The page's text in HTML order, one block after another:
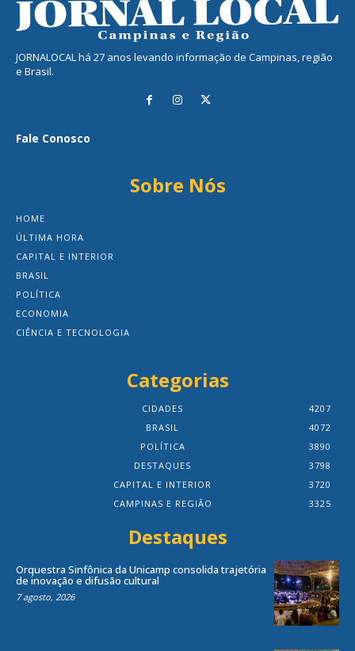
JORNALOCAL há 27 anos levando informação de Campinas, região
e Brasil.
Fale Conosco
Sobre Nós
HOME
ÚLTIMA HORA
CAPITAL E INTERIOR
BRASIL
POLÍTICA
ECONOMIA
CIÊNCIA E TECNOLOGIA
Categorias
CIDADES
4207
BRASIL
4072
POLÍTICA
3890
DESTAQUES
3798
CAPITAL E INTERIOR
3720
CAMPINAS E REGIÃO
3325
Destaques
Orquestra Sinfônica da Unicamp consolida trajetória
de inovação e difusão cultural
7 agosto, 2026